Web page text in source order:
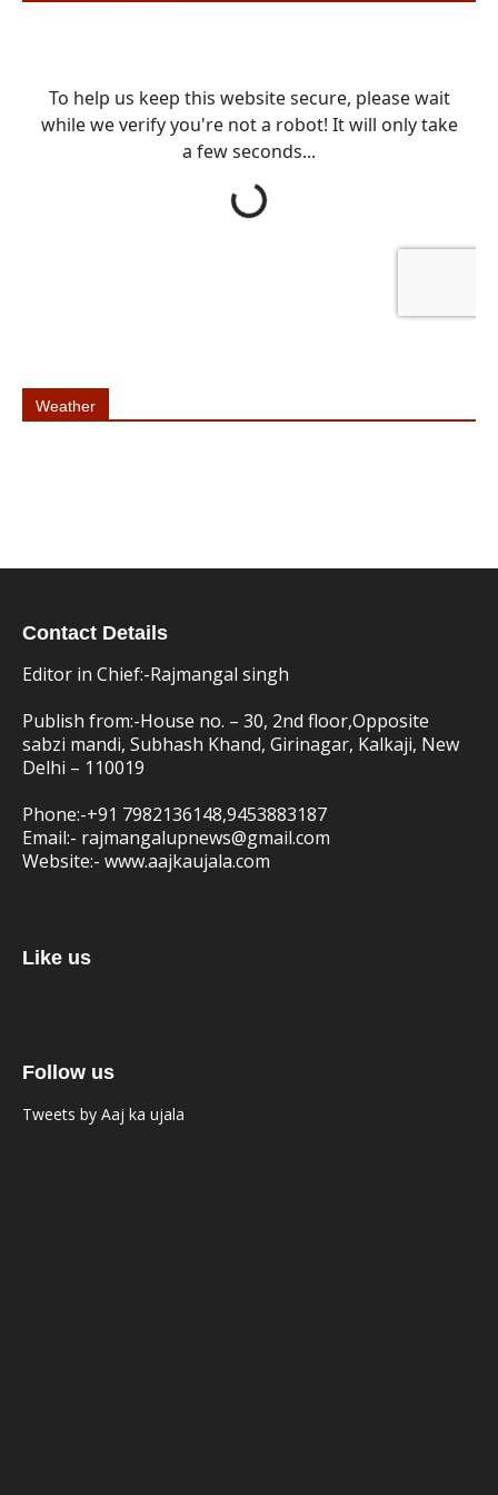
Weather
Contact Details
Editor in Chief:-Rajmangal singh
Publish from:-House no. – 30, 2nd floor,Opposite
sabzi mandi, Subhash Khand, Girinagar, Kalkaji, New
Delhi – 110019
Phone:-+91 7982136148,9453883187
Email:- rajmangalupnews@gmail.com
Website:- www.aajkaujala.com
Like us
Follow us
Tweets by Aaj ka ujala